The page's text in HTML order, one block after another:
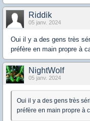
Riddik
05 janv. 2024
Oui il y a des gens très
préfère en main propre à
NightWolf
05 janv. 2024
Oui il y a des gens très
préfère en main propre à